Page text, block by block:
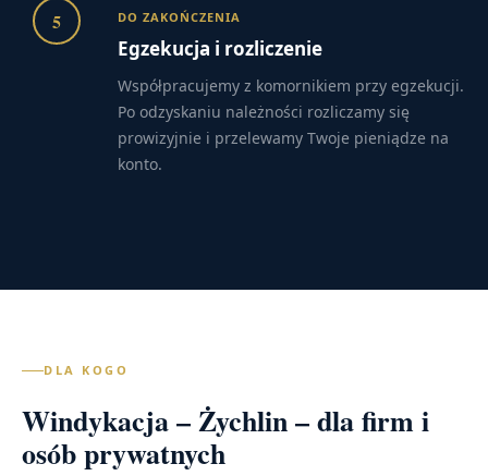
5 DO ZAKOŃCZENIA
Egzekucja i rozliczenie
Współpracujemy z komornikiem przy egzekucji.
Po odzyskaniu należności rozliczamy się
prowizyjnie i przelewamy Twoje pieniądze na
konto.
DLA KOGO
Windykacja – Żychlin – dla firm i
osób prywatnych